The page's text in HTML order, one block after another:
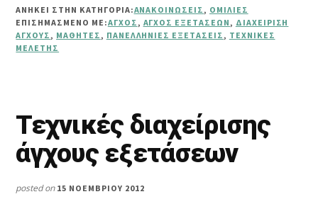
ΤΩΝ
ΕΞΕΤΆΣΕΩΝ
ΑΝΗΚΕΙ ΣΤΗΝ ΚΑΤΗΓΟΡΙΑ:ΑΝΑΚΟΙΝΏΣΕΙΣ, ΟΜΙΛΊΕΣ
ΕΠΙΣΗΜΑΣΜΈΝΟ ΜΕ:ΆΓΧΟΣ, ΆΓΧΟΣ ΕΞΕΤΆΣΕΩΝ, ΔΙΑΧΕΊΡΙΣΗ
ΆΓΧΟΥΣ, ΜΑΘΗΤΈΣ, ΠΑΝΕΛΛΉΝΙΕΣ ΕΞΕΤΆΣΕΙΣ, ΤΕΧΝΙΚΈΣ
ΜΕΛΈΤΗΣ
Τεχνικές διαχείρισης
άγχους εξετάσεων
posted on 15 ΝΟΕΜΒΡΊΟΥ 2012